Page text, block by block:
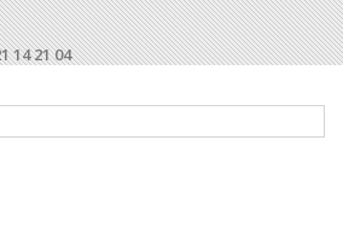
14 21 04